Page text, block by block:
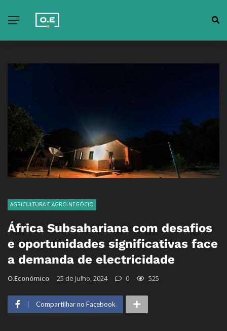
AGRICULTURA E AGRO-NEGÓCIO
África Subsahariana com desafios
e oportunidades significativas face
a demanda de electricidade
O.Económico 25 de Julho, 2024 0 525
Compartilhar no Facebook